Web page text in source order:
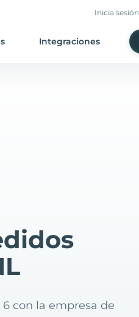
Inicia sesión
Integraciones
con la empresa de